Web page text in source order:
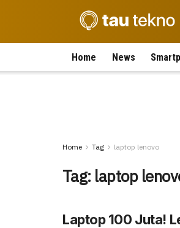
Home News
Home Tag laptop lenovo
Tag: laptop
Laptop 100 Juta!